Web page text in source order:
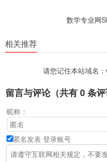
数学专业网
相关推荐
请您记住本站域名
留言与评论（共有0条评
昵称：
匿名发表 登录账号